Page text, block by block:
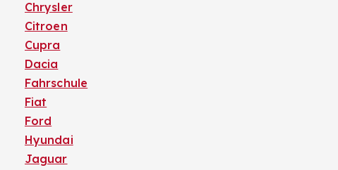
Chrysler
Citroen
Cupra
Dacia
Fahrschule
Fiat
Ford
Hyundai
Jaguar